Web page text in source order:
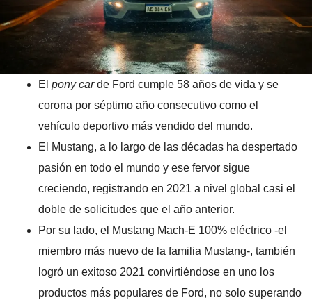
El pony carde Ford cumple 58 años de vida y se
corona por séptimo año consecutivo como el
vehículo deportivo más vendido del mundo.
El Mustang, a lo largo de las décadas ha despertado
pasión en todo el mundo y ese fervor sigue
creciendo, registrando en 2021 a nivel global casi el
doble de solicitudes que el año anterior.
Por su lado, el Mustang Mach-E 100% eléctrico -el
miembro más nuevo de la familia Mustang-, también
logró un exitoso 2021 convirtiéndose en uno los
productos más populares de Ford, no solo superando